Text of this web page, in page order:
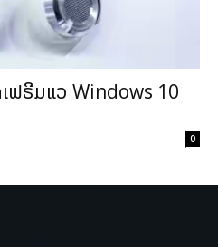
ຟຣີມແວ Windows 10
0